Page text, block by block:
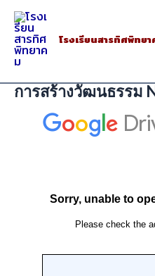
Skip
content
โรงเรียนสารทิศพิทย
การสร้างวัฒนธรรม